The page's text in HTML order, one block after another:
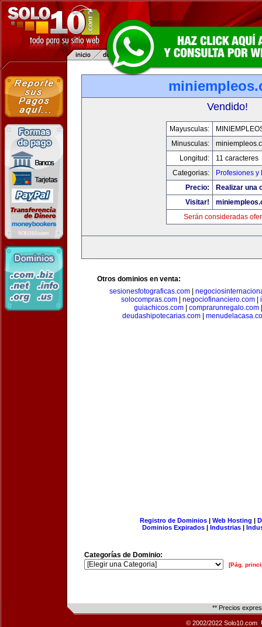
Vendido!
Mayusculas:
Minusculas:
Longitud:
11 caracteres
Categorias:
Profesiones y
Precio:
Realizar una
Visitar!
Serán consideradas
Otros dominios en venta:
sesionesfotograficas.com
solocompras.com| negociofinanciero.com|
guiachicos.com
comprarunregalo.com
deudashipotecarias.com|
Registro de Dominios| Web Hosting |
Dominios Expirados | Industrias |
Categorías de Dominio:
[Pág.
** Precios
© 2002/2022 Solo10.com